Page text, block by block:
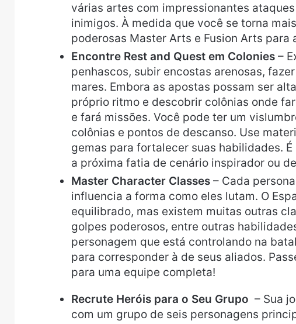
várias artes com impressionantes
inimigos. À medida que você se torna
poderosas Master Arts e Fusion Arts
Encontre Rest and Quest em Colonies –
penhascos, subir encostas arenosas,
mares. Embora as apostas possam ser
próprio ritmo e descobrir colônias onde
e fará missões. Você pode ter um
colônias e pontos de descanso. Use
gemas para fortalecer suas habilidades.
a próxima fatia de cenário inspirador ou
Master Character Classes – Cada
influencia a forma como eles lutam. O
equilibrado, mas existem muitas outras
golpes poderosos, entre outras
personagem que está controlando na
para corresponder à de seus aliados.
para uma equipe completa!
Recrute Heróis para o Seu Grupo – Sua
com um grupo de seis personagens